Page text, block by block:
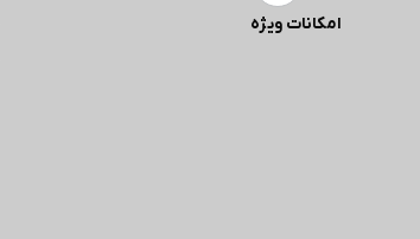
امکانات ویژه